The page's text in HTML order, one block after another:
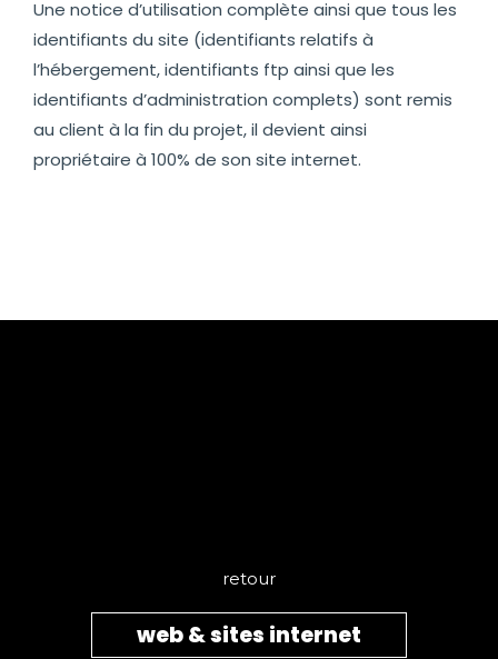
Une notice d’utilisation complète ainsi que tous les
identifiants du site (identifiants relatifs à
l’hébergement, identifiants ftp ainsi que les
identifiants d’administration complets) sont remis
au client à la fin du projet, il devient ainsi
propriétaire à 100% de son site internet.
retour
web & sites internet